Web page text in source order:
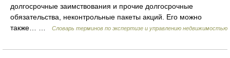
долгосрочные заимствования и прочие долгосрочные
обязательства, неконтрольные пакеты акций. Его можно
также… …
Словарь терминов по экспертизе и управлению недвижимостью